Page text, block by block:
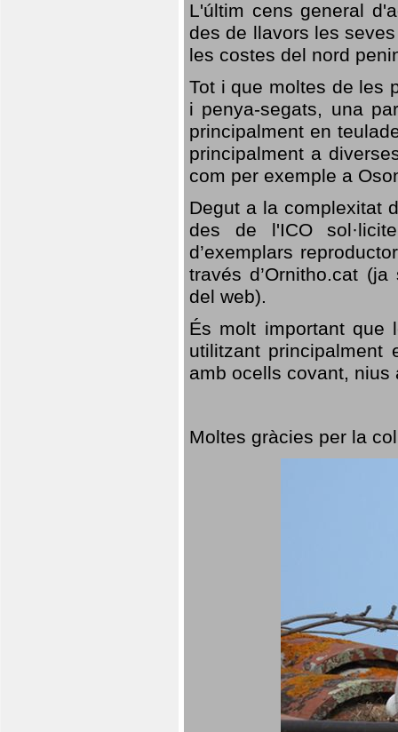
L'últim cens general
des de llavors les
les costes del nord
Tot i que moltes de les
i penya-segats, una
principalment en
principalment a
com per exemple a
Degut a la complexitat
des de l'ICO
d’exemplars
través d’Ornitho.cat
del web).
És molt important que
utilitzant
amb ocells covant,
Moltes gràcies per la